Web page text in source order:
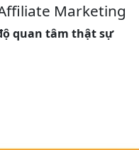
Marketing
quan tâm thật sự